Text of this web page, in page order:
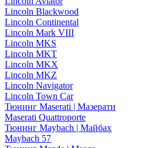
Lincoln Blackwood
Lincoln Continental
Lincoln Mark VIII
Lincoln MKS
Lincoln MKT
Lincoln MKX
Lincoln MKZ
Lincoln Navigator
Lincoln Town Car
Тюнинг Maserati | Мазерати
Maserati Quattroporte
Тюнинг Maybach | Майбах
Maybach 57